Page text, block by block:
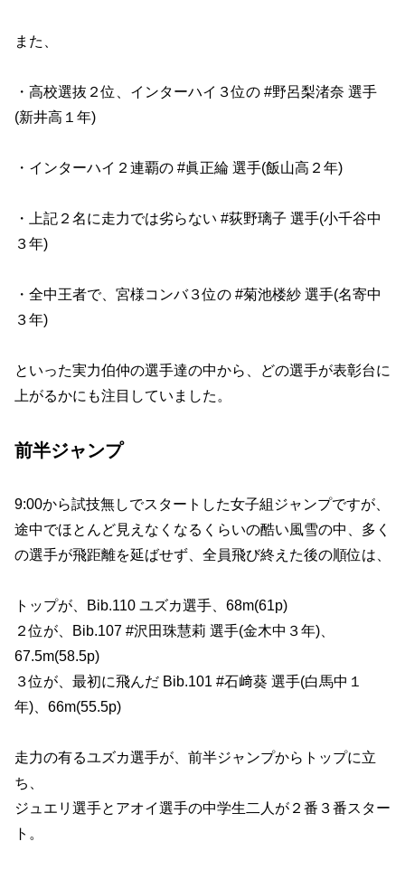
また、
・高校選抜２位、インターハイ３位の #野呂梨渚奈 選手
(新井高１年)
・インターハイ２連覇の #眞正綸 選手(飯山高２年)
・上記２名に走力では劣らない #荻野璃子 選手(小千谷中
３年)
・全中王者で、宮様コンバ３位の #菊池楼紗 選手(名寄中
３年)
といった実力伯仲の選手達の中から、どの選手が表彰台に
上がるかにも注目していました。
前半ジャンプ
9:00から試技無しでスタートした女子組ジャンプですが、
途中でほとんど見えなくなるくらいの酷い風雪の中、多く
の選手が飛距離を延ばせず、全員飛び終えた後の順位は、
トップが、Bib.110 ユズカ選手、68m(61p)
２位が、Bib.107 #沢田珠慧莉 選手(金木中３年)、
67.5m(58.5p)
３位が、最初に飛んだ Bib.101 #石﨑葵 選手(白馬中１
年)、66m(55.5p)
走力の有るユズカ選手が、前半ジャンプからトップに立
ち、
ジュエリ選手とアオイ選手の中学生二人が２番３番スター
ト。